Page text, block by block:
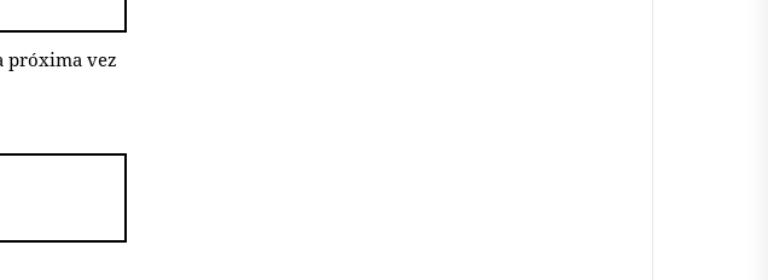
próxima vez